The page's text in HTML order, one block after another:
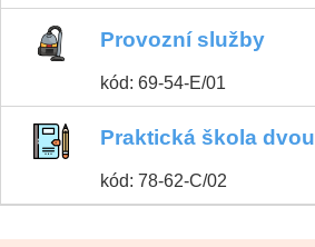
Provozní služby
kód: 69-54-E/01
Praktická škola
kód: 78-62-C/02